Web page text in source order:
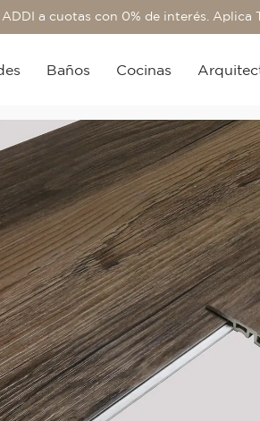
ADDI a cuotas con 0% de interés. Aplica
Baños Cocinas